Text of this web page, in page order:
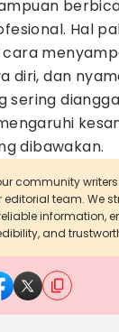
Hal
diri, dan
sering
dibawakan.
community
team. We
information,
and